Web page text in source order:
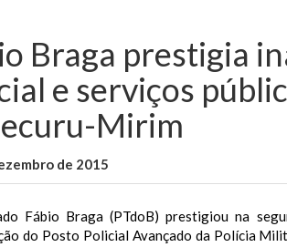
Braga prestigia
e serviços
Mirim
de 2015
Fábio Braga (PTdoB) prestigiou na
do Posto Policial Avançado da Polícia